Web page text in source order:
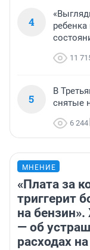
4
11
5
В
снятые
6 244
МНЕНИЕ
«Плата за
триггерит
на
— об
расходах